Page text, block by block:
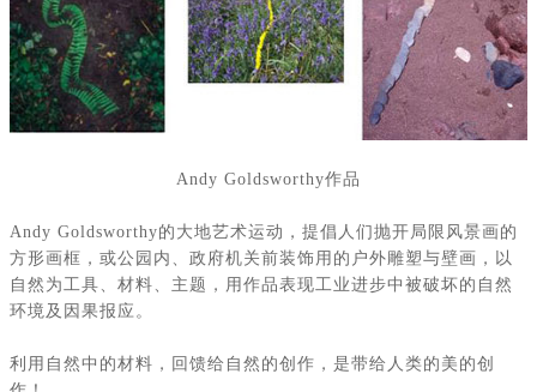
Andy Goldsworthy作品
Andy Goldsworthy的大地艺术运动，提倡人们抛开局限风景画的
方形画框，或公园内、政府机关前装饰用的户外雕塑与壁画，以
自然为工具、材料、主题，用作品表现工业进步中被破坏的自然
环境及因果报应。
利用自然中的材料，回馈给自然的创作，是带给人类的美的创